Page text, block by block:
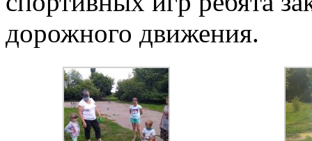
дорожного движения.